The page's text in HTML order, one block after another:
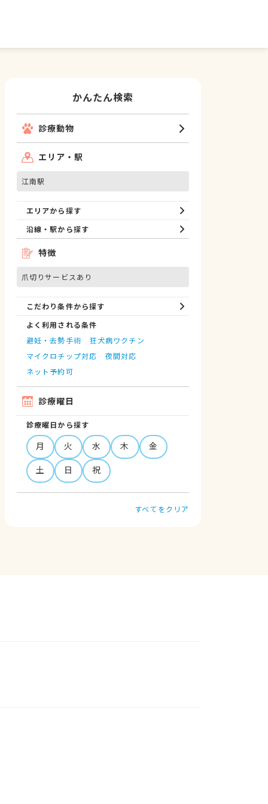
かんたん検索
診療動物
エリア・駅
江南駅
エリアから探す
沿線・駅から探す
特徴
爪切りサービスあり
こだわり条件から探す
よく利用される条件
避妊・去勢手術
狂犬病ワクチン
マイクロチップ対応
夜間対応
ネット予約可
診療曜日
診療曜日から探す
月 火 水 木
金
土
日 祝
すべてをクリア